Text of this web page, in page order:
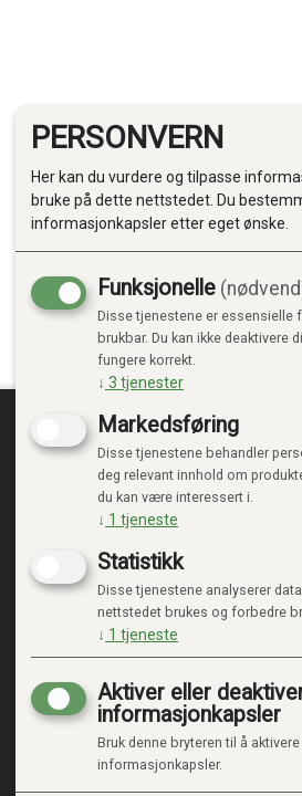
OM TRENDTOYS
GAVEKORT
PERSONVERN
Her kan du vurdere og tilpasse
bruke på dette nettstedet. Du
informasjonkapsler etter eget ønske.
Funksjonelle
Disse tjenestene er
brukbar. Du kan ikke deaktivere
fungere korrekt.
↓ 3 tjenester
Markedsføring
Disse tjenestene behandler
deg relevant innhold om
du kan være interessert i.
↓ 1 tjeneste
Statistikk
Disse tjenestene analyserer
nettstedet brukes og forbedre
↓ 1 tjeneste
Aktiver eller
informasjonkapsler
Bruk denne bryteren til å
informasjonkapsler.